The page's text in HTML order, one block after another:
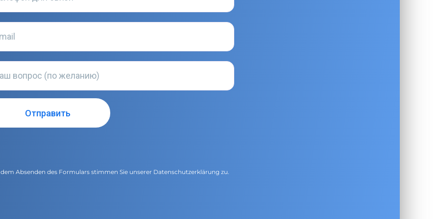
Absenden des Formulars stimmen Sie unserer Datenschutzerklärung zu.